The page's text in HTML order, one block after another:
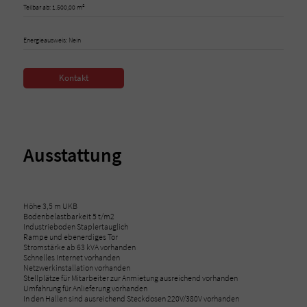
Teilbar ab: 1.500,00 m²
Energieausweis: Nein
Kontakt
Ausstattung
Höhe 3,5 m UKB
Bodenbelastbarkeit 5 t/m2
Industrieboden Staplertauglich
Rampe und ebenerdiges Tor
Stromstärke ab 63 kVA vorhanden
Schnelles Internet vorhanden
Netzwerkinstallation vorhanden
Stellplätze für Mitarbeiter zur Anmietung ausreichend vorhanden
Umfahrung für Anlieferung vorhanden
In den Hallen sind ausreichend Steckdosen 220V/380V vorhanden